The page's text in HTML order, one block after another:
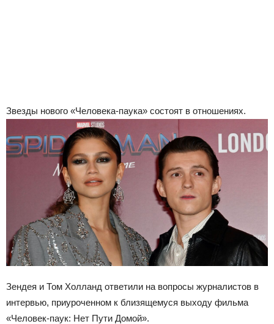
Звезды нового «Человека-паука» состоят в отношениях.
Зендея и Том Холланд ответили на вопросы журналистов в
интервью, приуроченном к близящемуся выходу фильма
«Человек-паук: Нет Пути Домой».